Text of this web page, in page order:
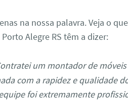
na nossa palavra. Veja o
Alegre RS têm a dizer:
um montador de
com a rapidez e qualidade
foi extremamente